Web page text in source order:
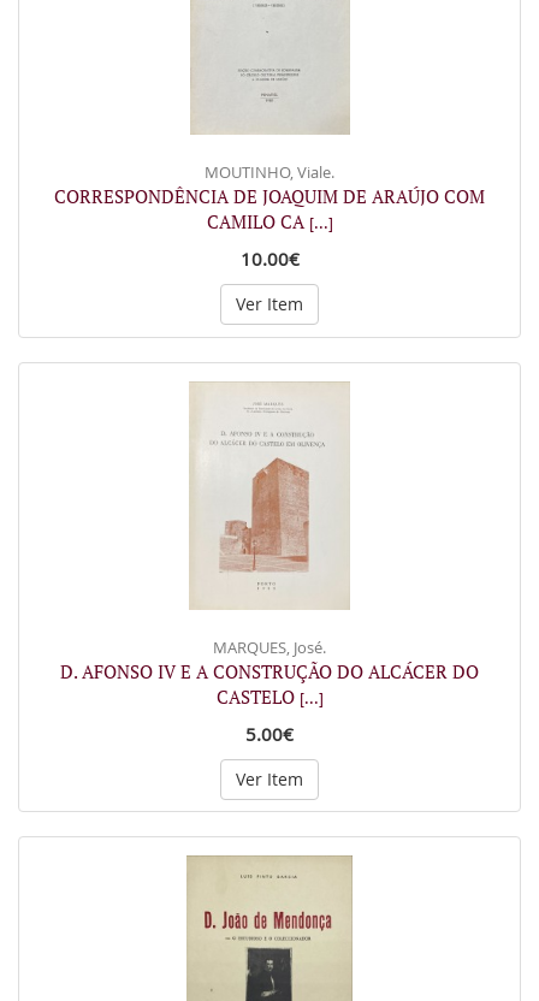
MOUTINHO, Viale.
CORRESPONDÊNCIA DE JOAQUIM DE ARAÚJO COM
CAMILO CA [...]
10.00€
Ver Item
MARQUES, José.
D. AFONSO IV E A CONSTRUÇÃO DO ALCÁCER DO
CASTELO [...]
5.00€
Ver Item